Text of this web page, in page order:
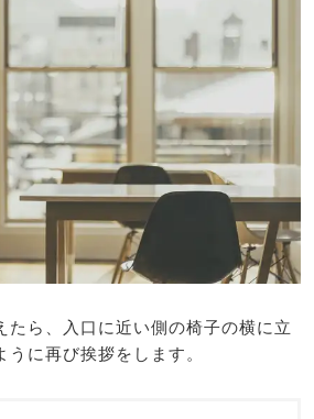
たら、入口に近い側の椅子の横に立
に再び挨拶をします。